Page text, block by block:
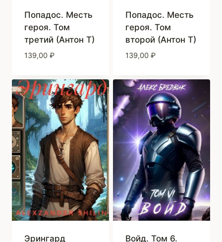
Попадос. Месть
героя. Том
третий (Антон Т)
139,00 ₽
Попадос. Месть
героя. Том
второй (Антон Т)
139,00 ₽
Эрингард
Войд. Том 6.